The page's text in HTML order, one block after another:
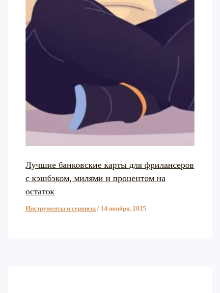
Лучшие банковские карты для фрилансеров
с кэшбэком, милями и процентом на
остаток
Инструменты и сервисы / 14 ноября, 2025